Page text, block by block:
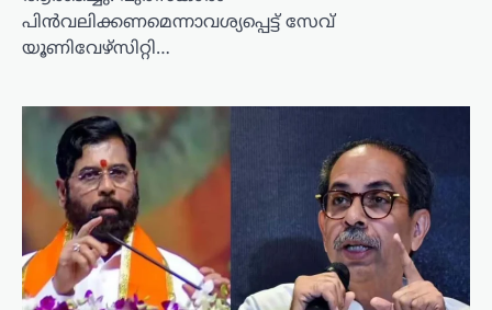
പിൻവലിക്കണമെന്നാവശ്യപ്പെട്ട് സേവ്
യൂണിവേഴ്സിറ്റി…